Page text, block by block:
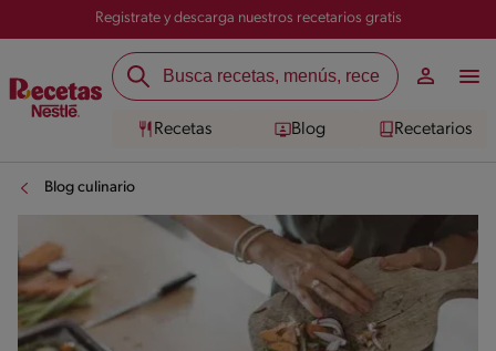
Registrate y descarga nuestros recetarios gratis
Recetas Blog Recetarios
Blog culinario